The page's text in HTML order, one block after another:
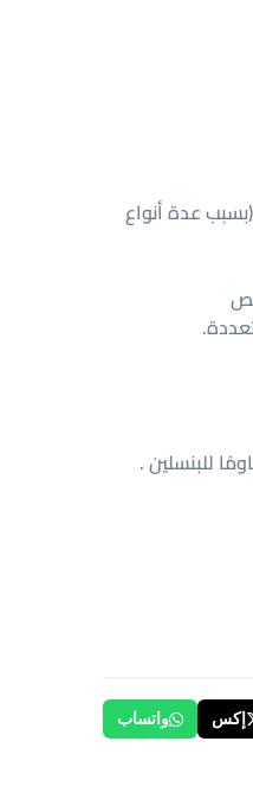
عدة أنواع
للبنسلين .
إكس واتساب